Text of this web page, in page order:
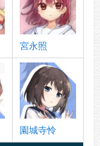
宮永照
園城寺怜